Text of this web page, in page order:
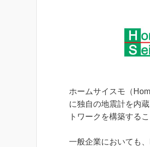
ホームサイスモ（
に独自の地震計を内
トワークを構築する
一般企業においても